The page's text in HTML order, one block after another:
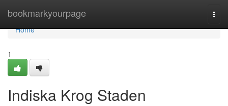
bookmarkyourpage
Home
Home
1
Indiska Krog Staden